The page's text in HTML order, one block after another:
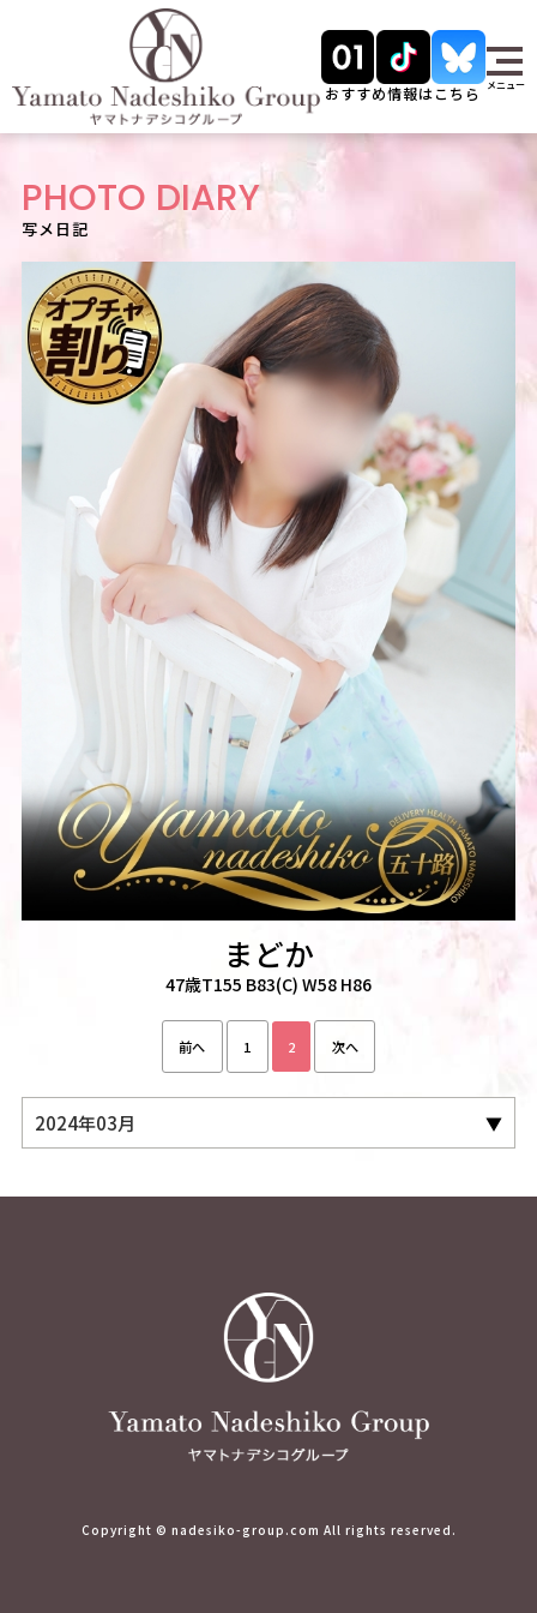
おすすめ情報はこちら メニュー
PHOTO DIARY
写メ日記
まどか
47歳T155 B83(C) W58 H86
前へ 1 2 次へ
Copyright © nadesiko-group.com All rights reserved.